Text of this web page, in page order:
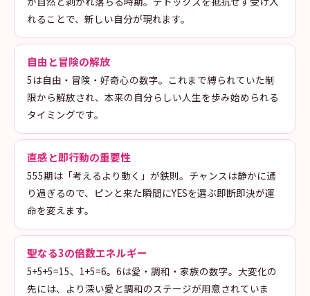
れることで、新しい自分が現れます。
自由と冒険の解放
5は自由・冒険・好奇心の数字。これまで縛られていた制
限から解放され、本来の自分らしい人生を歩み始められる
タイミングです。
直感と即行動の重要性
555期は「考えるより動く」が鉄則。チャンスは静かに通
り過ぎるので、ピンと来た瞬間にYESを選ぶ即断即決が運
命を変えます。
聖なる3の倍数エネルギー
5+5+5=15、1+5=6。6は愛・調和・家族の数字。大変化の
先には、より深い愛と調和のステージが用意されていま